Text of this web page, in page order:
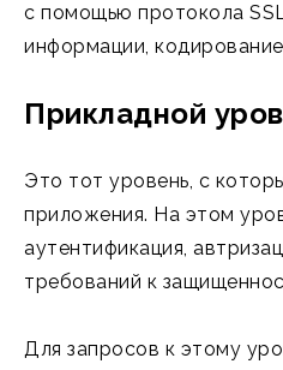
с помощью протокола
информации,
Прикладной
Это тот уровень, с
приложения. На этом
аутентификация,
требований к
Для запросов к этому